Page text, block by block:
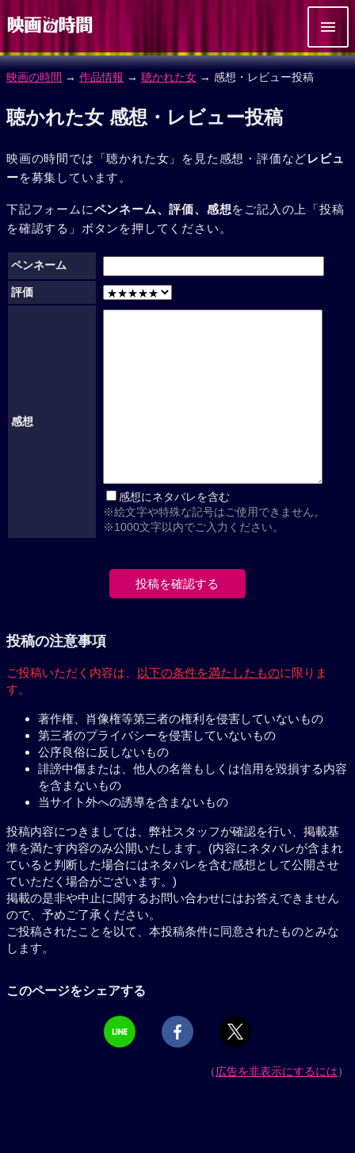
映画の時間 → 作品情報 → 聴かれた女 → 感想・レビュー投稿
聴かれた女 感想・レビュー投稿
映画の時間では「聴かれた女」を見た感想・評価などレビュ
ーを募集しています。
下記フォームにペンネーム、評価、感想をご記入の上「投稿
を確認する」ボタンを押してください。
ペンネーム
評価
感想
感想にネタバレを含む
※絵文字や特殊な記号はご使用できません。
※1000文字以内でご入力ください。
投稿の注意事項
ご投稿いただく内容は、 以下の条件を満たしたものに限りま
す。
著作権、肖像権等第三者の権利を侵害していないもの
第三者のプライバシーを侵害していないもの
公序良俗に反しないもの
誹謗中傷または、他人の名誉もしくは信用を毀損する内容
を含まないもの
当サイト外への誘導を含まないもの
投稿内容につきましては、弊社スタッフが確認を行い、掲載基
準を満たす内容のみ公開いたします。(内容にネタバレが含まれ
ていると判断した場合にはネタバレを含む感想として公開させ
ていただく場合がございます。)
掲載の是非や中止に関するお問い合わせにはお答えできません
ので、予めご了承ください。
ご投稿されたことを以て、本投稿条件に同意されたものとみな
します。
このページをシェアする
（広告を非表示にするには）